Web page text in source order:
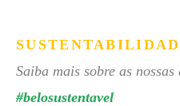
Saiba mais sobre as nossas
#belosustentavel